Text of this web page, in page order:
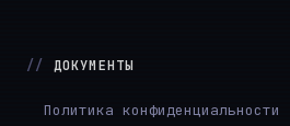
ДОКУМЕНТЫ
Политика конфиденциальности